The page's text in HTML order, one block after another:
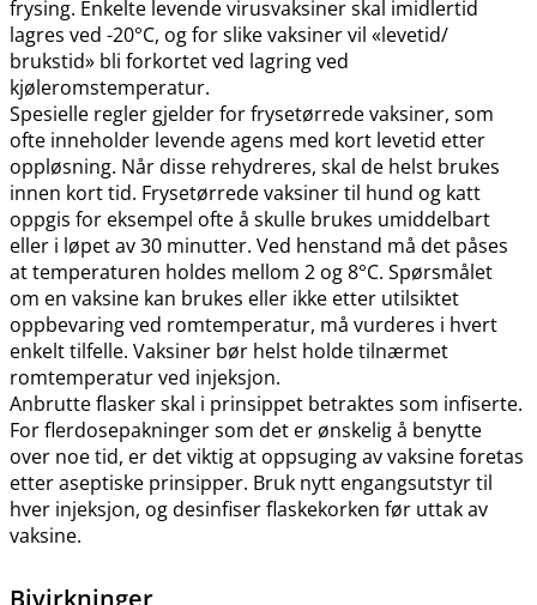
frysing. Enkelte levende virusvaksiner skal imidlertid
lagres ved -20°C, og for slike vaksiner vil «levetid​/​
brukstid» bli forkortet ved lagring ved
kjøleromstemperatur.
Spesielle regler gjelder for frysetørrede vaksiner, som
ofte inneholder levende agens med kort levetid etter
oppløsning. Når disse rehydreres, skal de helst brukes
innen kort tid. Frysetørrede vaksiner til hund og katt
oppgis for eksempel ofte å skulle brukes umiddelbart
eller i løpet av 30 minutter. Ved henstand må det påses
at temperaturen holdes mellom 2 og 8°C. Spørsmålet
om en vaksine kan brukes eller ikke etter utilsiktet
oppbevaring ved romtemperatur, må vurderes i hvert
enkelt tilfelle. Vaksiner bør helst holde tilnærmet
romtemperatur ved injeksjon.
Anbrutte flasker skal i prinsippet betraktes som infiserte.
For flerdosepakninger som det er ønskelig å benytte
over noe tid, er det viktig at oppsuging av vaksine foretas
etter aseptiske prinsipper. Bruk nytt engangsutstyr til
hver injeksjon, og desinfiser flaskekorken før uttak av
vaksine.